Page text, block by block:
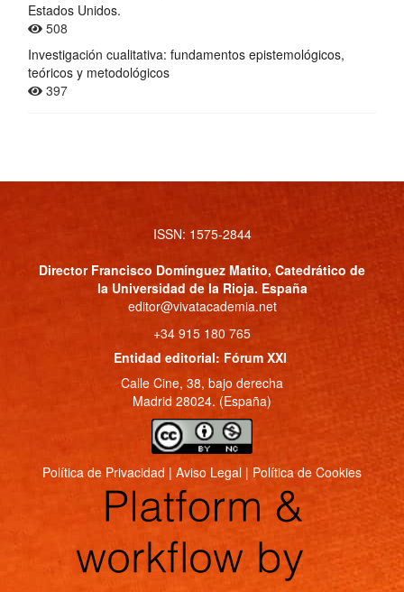
Estados Unidos.
508
Investigación cualitativa: fundamentos epistemológicos,
teóricos y metodológicos
397
ISSN: 1575-2844
Director Francisco Domínguez Matito, Catedrático de
la Universidad de la Rioja. España
editor@vivatacademia.net
+34 915 180 765
Entidad editorial: Fórum XXI
Calle Cine, 38, bajo derecha
Madrid 28024. (España)
Política de Privacidad | Aviso Legal | Política de Cookies